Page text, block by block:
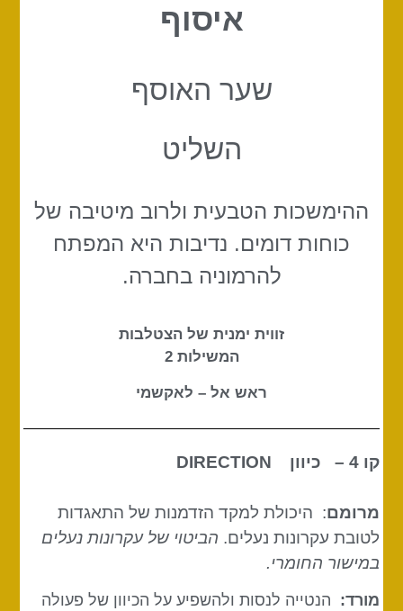
איסוף
שער האוסף
השליט
ההימשכות הטבעית ולרוב מיטיבה של
כוחות דומים. נדיבות היא המפתח
להרמוניה בחברה.
זווית ימנית של הצטלבות
המשילות 2
ראש אל – לאקשמי
קו 4 – כיוון DIRECTION
מרומם: היכולת למקד הזדמנות של התאגדות
לטובת עקרונות נעלים. הביטוי של עקרונות נעלים
במישור החומרי.
מורד: הנטייה לנסות ולהשפיע על הכיוון של פעולה